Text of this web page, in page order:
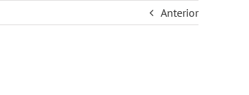
Anterior